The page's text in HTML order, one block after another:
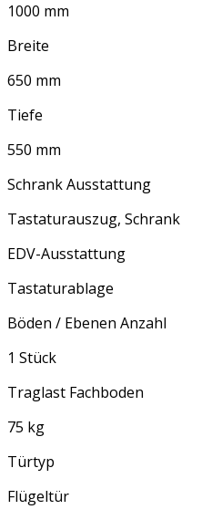
1000 mm
Breite
650 mm
Tiefe
550 mm
Schrank Ausstattung
Tastaturauszug, Schrank
EDV-Ausstattung
Tastaturablage
Böden / Ebenen Anzahl
1 Stück
Traglast Fachboden
75 kg
Türtyp
Flügeltür